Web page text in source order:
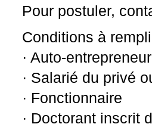
Pour postuler,
Conditions à
· Auto-
· Salarié du privé
· Fonctionnaire
· Doctorant inscrit